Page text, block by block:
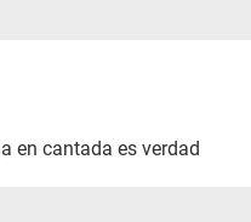
en cantada es verdad